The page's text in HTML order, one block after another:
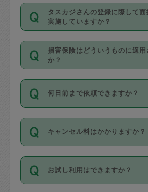
動計算で表示されます。
開始時間を２時間前後変更す
能です。依頼送信後、個別
んにメッセージを送り調整し
い。ただし、２時間を越えて
時間も被らない場合、損害保
する前にタスカジさんのプロ
確認してください。
基本的に、高所での作業や
外での作業は対象外です。
主婦として長年の家事経験
方、栄養士・調理師といった
育園や学校の給食やレスト
係の専門職に従事されていた
すでにハウスキーパーや英語
てお仕事をしているフィリ
社員など様々なバックグラウ
登録しています。
日本語も話せる方など様々で
ールに記載していますので、
タスカジさんの登録に際して
実施していますか？
応募の際に、各自事務局と
を行っています。その後、身
写真提出をしていただいて
確認しています。タスカジさ
ング動画を使ったセルフト
現場トライアルを受け、合格
ジさんが活動されています。
※テストセンターの講評は１
損害保険はどういうものに適
か？
依頼者とタスカジさんとの
を通して成立した作業時間内
適用されます。作業範囲は
です。作業中に物を壊したり
をさせたりした場合が対象
す。
何日前まで依頼できますか？
ご依頼は、現在を起点に3日
以降）の日時から受付可能と
す。
タスカジさんへ「募集」をか
可能です。
キャンセル料はかかりますか？
キャンセル料には、以下の2
す。
お試し利用はできますか？